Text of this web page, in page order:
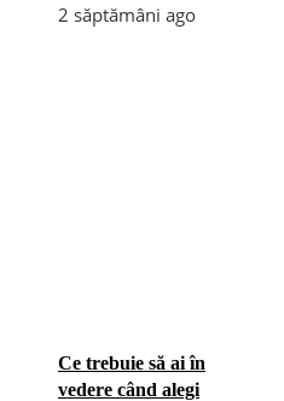
2 săptămâni ago
Ce trebuie să ai în
vedere când alegi